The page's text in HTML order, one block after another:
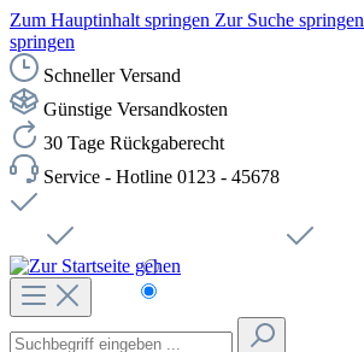
Zum Hauptinhalt springen Zur Suche springen
springen
Schneller Versand
Günstige Versandkosten
30 Tage Rückgaberecht
Service - Hotline 0123 - 45678
Čeština